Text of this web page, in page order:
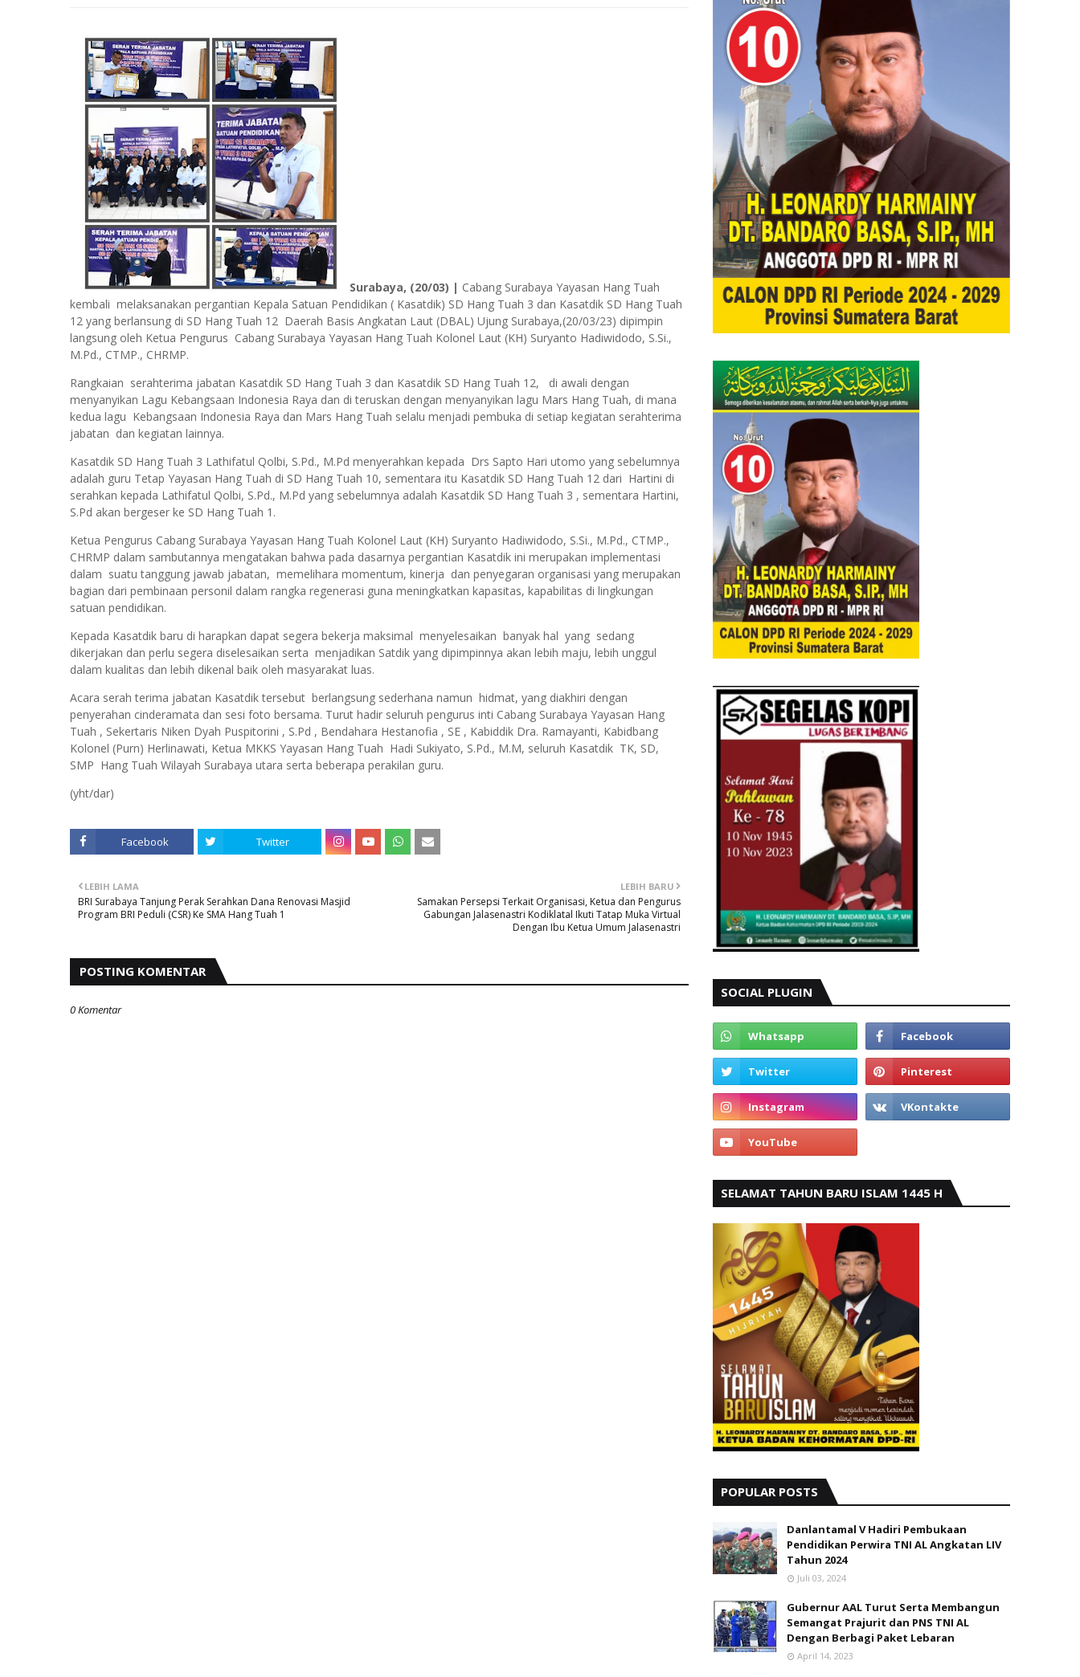
Surabaya, (20/03) | Cabang Surabaya Yayasan Hang Tuah
kembali melaksanakan pergantian Kepala Satuan Pendidikan ( Kasatdik) SD Hang Tuah 3 dan Kasatdik SD Hang Tuah
12 yang berlansung di SD Hang Tuah 12 Daerah Basis Angkatan Laut (DBAL) Ujung Surabaya,(20/03/23) dipimpin
langsung oleh Ketua Pengurus Cabang Surabaya Yayasan Hang Tuah Kolonel Laut (KH) Suryanto Hadiwidodo, S.Si.,
M.Pd., CTMP., CHRMP.
Rangkaian serahterima jabatan Kasatdik SD Hang Tuah 3 dan Kasatdik SD Hang Tuah 12, di awali dengan
menyanyikan Lagu Kebangsaan Indonesia Raya dan di teruskan dengan menyanyikan lagu Mars Hang Tuah, di mana
kedua lagu Kebangsaan Indonesia Raya dan Mars Hang Tuah selalu menjadi pembuka di setiap kegiatan serahterima
jabatan dan kegiatan lainnya.
Kasatdik SD Hang Tuah 3 Lathifatul Qolbi, S.Pd., M.Pd menyerahkan kepada Drs Sapto Hari utomo yang sebelumnya
adalah guru Tetap Yayasan Hang Tuah di SD Hang Tuah 10, sementara itu Kasatdik SD Hang Tuah 12 dari Hartini di
serahkan kepada Lathifatul Qolbi, S.Pd., M.Pd yang sebelumnya adalah Kasatdik SD Hang Tuah 3 , sementara Hartini,
S.Pd akan bergeser ke SD Hang Tuah 1.
Ketua Pengurus Cabang Surabaya Yayasan Hang Tuah Kolonel Laut (KH) Suryanto Hadiwidodo, S.Si., M.Pd., CTMP.,
CHRMP dalam sambutannya mengatakan bahwa pada dasarnya pergantian Kasatdik ini merupakan implementasi
dalam suatu tanggung jawab jabatan, memelihara momentum, kinerja dan penyegaran organisasi yang merupakan
bagian dari pembinaan personil dalam rangka regenerasi guna meningkatkan kapasitas, kapabilitas di lingkungan
satuan pendidikan.
Kepada Kasatdik baru di harapkan dapat segera bekerja maksimal menyelesaikan banyak hal yang sedang
dikerjakan dan perlu segera diselesaikan serta menjadikan Satdik yang dipimpinnya akan lebih maju, lebih unggul
dalam kualitas dan lebih dikenal baik oleh masyarakat luas.
Acara serah terima jabatan Kasatdik tersebut berlangsung sederhana namun hidmat, yang diakhiri dengan
penyerahan cinderamata dan sesi foto bersama. Turut hadir seluruh pengurus inti Cabang Surabaya Yayasan Hang
Tuah , Sekertaris Niken Dyah Puspitorini , S.Pd , Bendahara Hestanofia , SE , Kabiddik Dra. Ramayanti, Kabidbang
Kolonel (Purn) Herlinawati, Ketua MKKS Yayasan Hang Tuah Hadi Sukiyato, S.Pd., M.M, seluruh Kasatdik TK, SD,
SMP Hang Tuah Wilayah Surabaya utara serta beberapa perakilan guru.
(yht/dar)
Facebook Twitter
LEBIH BARU
Samakan Persepsi Terkait Organisasi, Ketua dan Pengurus
Gabungan Jalasenastri Kodiklatal Ikuti Tatap Muka Virtual
Dengan Ibu Ketua Umum Jalasenastri
LEBIH LAMA
BRI Surabaya Tanjung Perak Serahkan Dana Renovasi Masjid
Program BRI Peduli (CSR) Ke SMA Hang Tuah 1
POSTING KOMENTAR
0 Komentar
SOCIAL PLUGIN
SELAMAT TAHUN BARU ISLAM 1445 H
POPULAR POSTS
Danlantamal V Hadiri Pembukaan
Pendidikan Perwira TNI AL Angkatan LIV
Tahun 2024
Juli 03, 2024
Gubernur AAL Turut Serta Membangun
Semangat Prajurit dan PNS TNI AL
Dengan Berbagi Paket Lebaran
April 14, 2023